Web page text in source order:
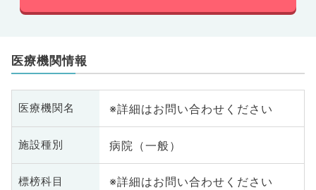
医療機関情報
医療機関名 ※詳細はお問い合わせください
施設種別 病院（一般）
標榜科目 ※詳細はお問い合わせください